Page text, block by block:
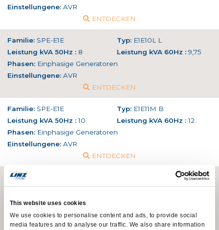
This website uses cookies
We use cookies to personalise content and ads, to provide social
media features and to analyse our traffic. We also share information
Einstellungene: AVR
ENTDECKEN
Familie: SPE-E1E Typ: E1E10L L
Leistung kVA 50Hz : 8 Leistung kVA 60Hz : 9,75
Phasen: Einphasige Generatoren
Einstellungene: AVR
ENTDECKEN
Familie: SPE-E1E Typ: E1E11M B
Leistung kVA 50Hz :10 Leistung kVA 60Hz :12
Phasen: Einphasige Generatoren
Einstellungene: AVR
ENTDECKEN
Familie:
Leistung kVA 50Hz :13 Leistung kVA 60Hz :15,6
Phasen:Einphasige Generatoren
Einstellungene:AVR
ENTDECKEN